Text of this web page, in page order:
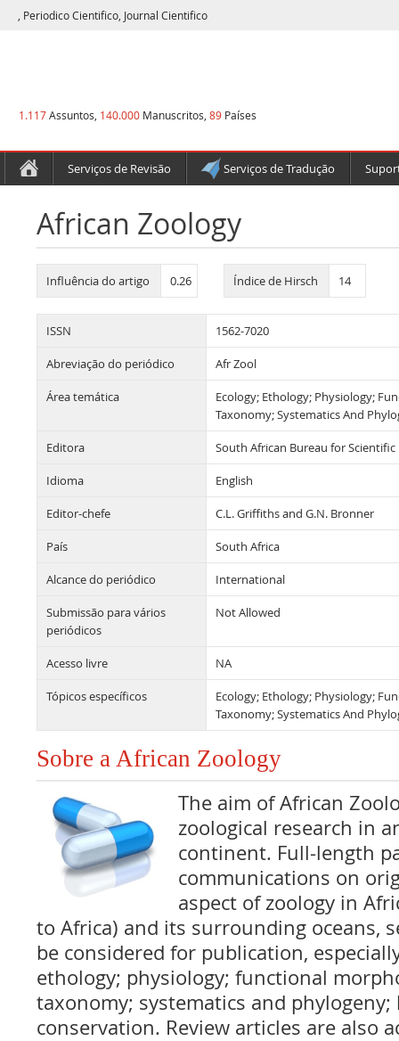
, Periodico Cientifico, Journal Cientifico
1.117Assuntos, 140.000 Manuscritos, 89 Países
Serviços de Revisão Serviços de Tradução
African Zoology
Influência do artigo 0.26 Índice de Hirsch 14
ISSN 1562-7020
Abreviação do periódico Afr Zool
Área temática
Ecology; Ethology; Physiology;
Taxonomy; Systematics And
Editora South African Bureau for
Idioma English
Editor-chefe C.L. Griffiths and G.N. Bronner
País South Africa
Alcance do periódico International
Submissão para vários
periódicos
Not Allowed
Acesso livre NA
Tópicos específicos
Ecology; Ethology; Physiology;
Taxonomy; Systematics And
Sobre a African Zoology
The aim of African
zoological research in
continent. Full-length
communications on
aspect of zoology in
to Africa) and its surrounding oceans,
be considered for publication,
ethology; physiology; functional
taxonomy; systematics and
conservation. Review articles are also